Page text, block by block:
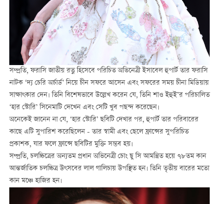
সম্প্রতি, ফরাসি জাতীয় রত্ন হিসেবে পরিচিত অভিনেত্রী ইসাবেল হুপার্ট তার ফরাসি
নাটক ‘দ্য চেরি অর্চার্ড’ নিয়ে চীন সফরে আসেন এবং সফরের সময় চীনা মিডিয়ায়
সাক্ষাৎকার দেন। তিনি বিশেষভাবে উল্লেখ করেন যে, তিনি শাও ইহুই’র পরিচালিত
‘হার স্টোরি’ সিনেমাটি দেখেন এবং সেটি খুব পছন্দ করেছেন।
অনেকেই জানেন না যে, ‘হার স্টোরি’ ছবিটি দেখার পর, হুপার্ট তার পরিবারের
কাছে এটি সুপারিশ করেছিলেন - তার স্বামী এবং ছেলে ফ্রান্সের সুপরিচিত
প্রকাশক, যার ফলে ফ্রান্সে ছবিটির মুক্তি সম্ভব হয়।
সম্প্রতি, চলচ্চিত্রের অন্যতম প্রধান অভিনেত্রী চোং ছু সি আমন্ত্রিত হয়ে ৭৮তম কান
আন্তর্জাতিক চলচ্চিত্র উৎসবের লাল গালিচায় উপস্থিত হন। তিনি তৃতীয় বারের মতো
কান মঞ্চে হাজির হন।